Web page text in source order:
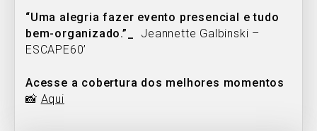
“Uma alegria fazer evento presencial e tudo
bem-organizado.”_
Jeannette Galbinski –
ESCAPE60’
Acesse a cobertura dos melhores momentos
📸 Aqui